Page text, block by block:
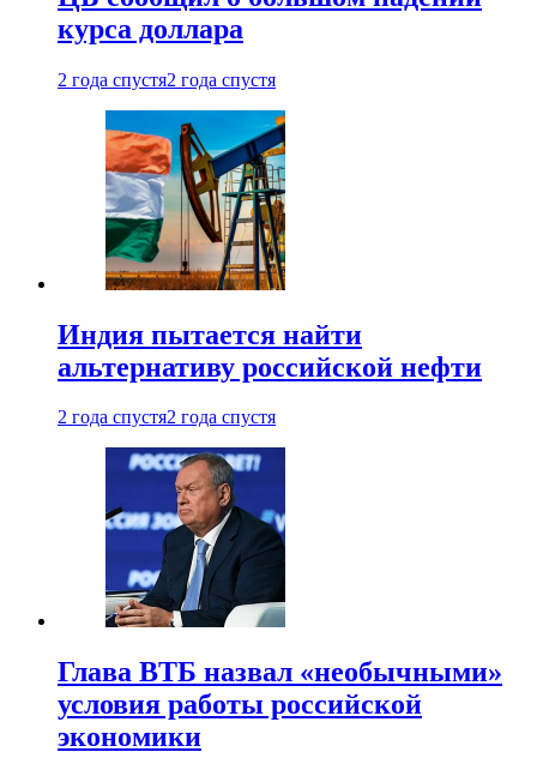
курса доллара
2 года спустя2 года спустя
Индия пытается найти
альтернативу российской нефти
2 года спустя2 года спустя
Глава ВТБ назвал «необычными»
условия работы российской
экономики